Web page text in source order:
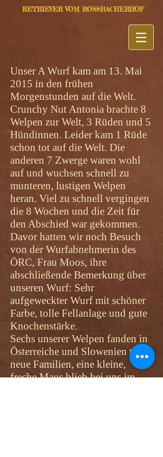
RETRIEVER VOM ROSSBACHERHOF
Unser A Wurf kam am 13. Mai
2015 in den frühen
Morgenstunden auf die Welt.
Crunchy Nut Antonia brachte 8
Welpen zur Welt, 3 Rüden und 5
Hündinnen. Leider kam 1 Rüde
schon tot auf die Welt. Die
anderen 7 Zwerge waren wohl
auf und wuchsen schnell zu
munteren, lustigen Welpen
heran. Viel zu schnell vergingen
die 8 Wochen und die Zeit für
den Abschied war gekommen.
Davor hatten wir noch Besuch
von der Wurfabnehmerin des
ÖRC, Frau Moos, ihre
abschließende Bemerkung über
unseren Wurf: Sehr
aufgeweckter Wurf mit schöner
Farbe, tolle Fellanlage und gute
Knochenstärke.
Sechs unserer Welpen fanden in
Österreiche und Slowenien tolle
neue Familien, eine kleine,
freche Maus blieb bei uns im